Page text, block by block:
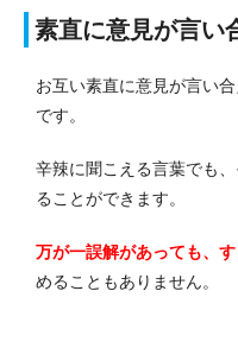
素直に意見が言い
お互い素直に意見が言い
です。
辛辣に聞こえる言葉でも
ることができます。
万が一誤解があっても、
めることもありません。